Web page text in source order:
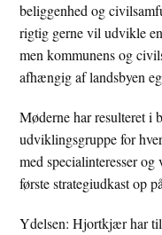
beliggenhed og
rigtig gerne vil udvikle
men kommunens og
afhængig af landsbyen
Møderne har resulteret i
udviklingsgruppe for
med specialinteresser
første strategiudkast op
Ydelsen: Hjortkjær har